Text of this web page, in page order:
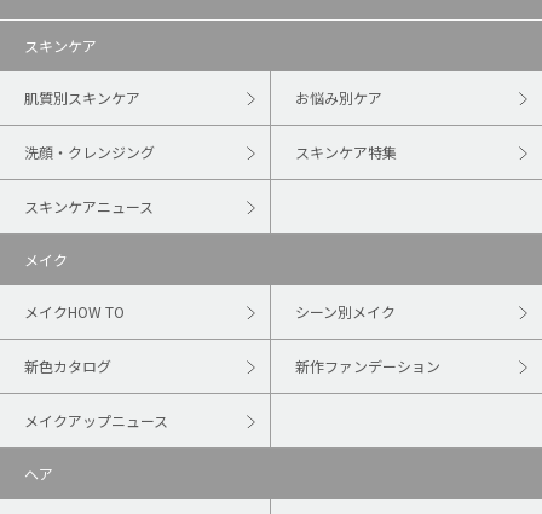
スキンケア
肌質別スキンケア お悩み別ケア
洗顔・クレンジング スキンケア特集
スキンケアニュース
メイク
メイクHOW TO シーン別メイク
新色カタログ 新作ファンデーション
メイクアップニュース
ヘア